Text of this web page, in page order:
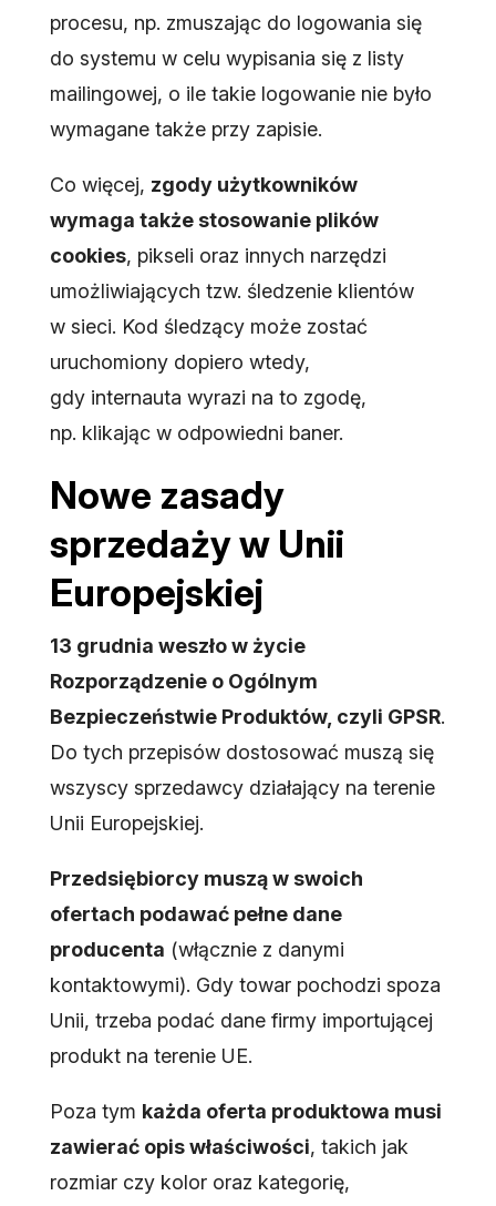
procesu, np. zmuszając do logowania się
do systemu w celu wypisania się z listy
mailingowej, o ile takie logowanie nie było
wymagane także przy zapisie.
Co więcej, zgody użytkowników
wymaga także stosowanie plików
cookies, pikseli oraz innych narzędzi
umożliwiających tzw. śledzenie klientów
w sieci. Kod śledzący może zostać
uruchomiony dopiero wtedy,
gdy internauta wyrazi na to zgodę,
np. klikając w odpowiedni baner.
Nowe zasady
sprzedaży w Unii
Europejskiej
13 grudnia weszło w życie
Rozporządzenie o Ogólnym
Bezpieczeństwie Produktów, czyli GPSR.
Do tych przepisów dostosować muszą się
wszyscy sprzedawcy działający na terenie
Unii Europejskiej.
Przedsiębiorcy muszą w swoich
ofertach podawać pełne dane
producenta (włącznie z danymi
kontaktowymi). Gdy towar pochodzi spoza
Unii, trzeba podać dane firmy importującej
produkt na terenie UE.
Poza tym każda oferta produktowa musi
zawierać opis właściwości, takich jak
rozmiar czy kolor oraz kategorię,